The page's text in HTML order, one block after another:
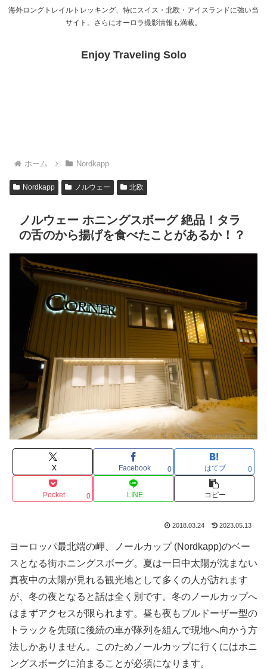
海外ロングトレイルトレッキング、特にスイス・北欧・アイスランドに強い当
サイト。さらにオーロラ撮影情報も満載。
Enjoy Traveling Solo
ホーム Nordkapp
Nordkapp ノルウェー 北欧
ノルウェー ホニングスボーグ 絶品！タラ
の舌のから揚げを食べたことがあるか！？
X Facebook 0 はてブ 0
Pocket 0 LINE コピー
2018.03.24 2023.05.13
ヨーロッパ最北端の岬、ノールカップ (Nordkapp)のベー
スとなる街ホニングスボーグ。夏は一日中太陽が沈まない
真夜中の太陽が見れる観光地として多くの人が訪れます
が、冬の夜となると話は全く別です。冬のノールカップへ
はまずアクセスが限られます。昼も夜もブルドーザー型の
トラックを先頭に後続の車が隊列を組んで現地へ向かう方
法しかありません。このためノールカップに行くにはホニ
ングスボーグに泊まることが必須になります。